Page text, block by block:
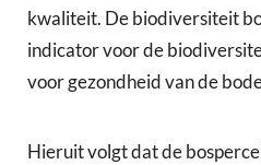
kwaliteit. De biodiversiteit
indicator voor de
voor gezondheid van de
Hieruit volgt dat de